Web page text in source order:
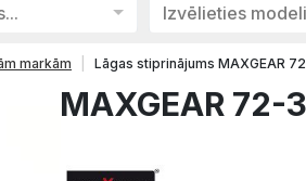
Izvēlieties
markām Lāgas stiprinājums MAXGEAR
MAXGEAR 72-